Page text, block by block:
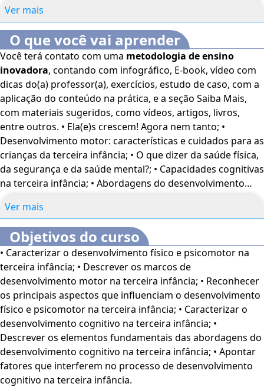
Além disso, vamos caracterizar o desenvolvimento
cognitivo na terceira infância. Ainda descreveremos os
elementos fundamentaisdas abordagens do
desenvolvimento cognitivo na terceira infância. Por fim,
vamos apontar os fatores que interferem no processo de
desenvolvimento cognitivona terceira infância.
Este curso oferece uma abordagem prática e acessível,
projetada para capacitar você com os conhecimentos
essenciais sobre o desenvolvimento na terceira
infância. Aproveite ao máximo essa oportunidade de
aprendizado transformador!
Bons estudos!
OCurso Online Psicologia: Desenvolvimento na Terceira
Infânciaé voltado para profissionais e estudantes de
Psicologia, além de interessados no assunto.
Este curso dispõe dos seguintes recursos de
acessibilidade: cores em alto-contraste, aumento de
fonte e tradução automática mediante a Língua
Brasileira de Sinais (Libras). Para ativar esses recursos,
acesse "minha conta" do lado direito da tela na parte
superior e habilite de acordo com sua necessidade.
Ver mais
O que você vai aprender
Você terá contato com uma metodologia de ensino
inovadora, contando com infográfico, E-book, vídeo com
dicas do(a) professor(a), exercícios, estudo de caso, com a
aplicação do conteúdo na prática, e a seção Saiba Mais,
com materiais sugeridos, como vídeos, artigos, livros,
entre outros. • Ela(e)s crescem! Agora nem tanto; •
Desenvolvimento motor: características e cuidados para as
crianças da terceira infância; • O que dizer da saúde física,
da segurança e da saúde mental?; • Capacidades cognitivas
na terceira infância; • Abordagens do desenvolvimento
desenvolvimento cognitivo;
Ver mais
Objetivos do curso
• Caracterizar o desenvolvimento físico e psicomotor na
terceira infância; • Descrever os marcos de
desenvolvimento motor na terceira infância; • Reconhecer
os principais aspectos que influenciam o desenvolvimento
físico e psicomotor na terceira infância; • Caracterizar o
desenvolvimento cognitivo na terceira infância; •
Descrever os elementos fundamentais das abordagens do
desenvolvimento cognitivo na terceira infância; • Apontar
fatores que interferem no processo de desenvolvimento
cognitivo na terceira infância.